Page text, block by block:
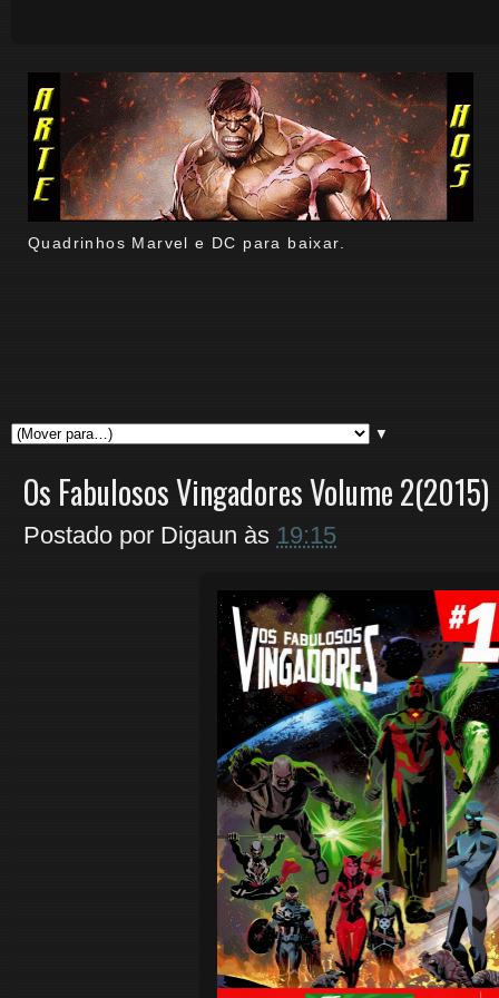
Quadrinhos Marvel e DC para baixar.
▼
Os Fabulosos Vingadores Volume 2(2015)
Postado por Digaun às 19:15